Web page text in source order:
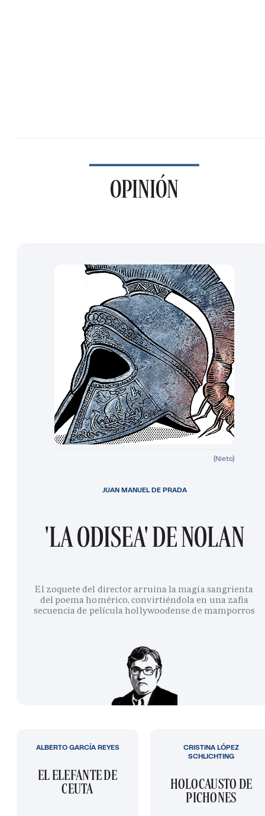
OPINIÓN
(Nieto)
'LA ODISEA' DE NOLAN
El zoquete del director arruina la magia sangrienta
del poema homérico, convirtiéndola en una zafia
secuencia de película hollywoodense de mamporros
JUAN MANUEL DE PRADA
EL ELEFANTE DE
CEUTA
ALBERTO GARCÍA REYES
HOLOCAUSTO DE
PICHONES
CRISTINA LÓPEZ
SCHLICHTING